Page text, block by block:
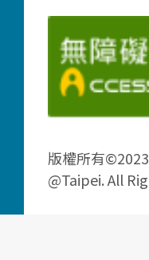
版權所有
@Taipei. All